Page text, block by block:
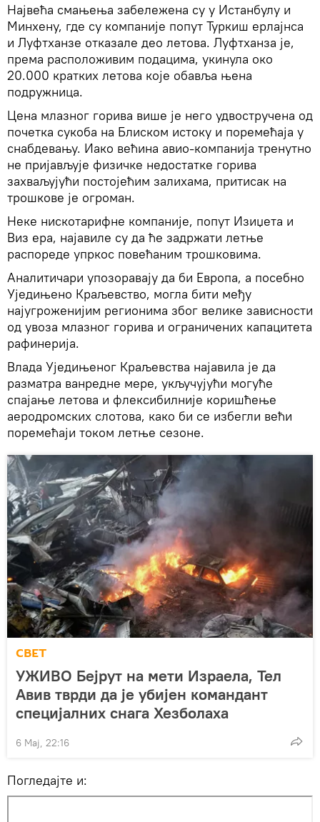
Највећа смањења забележена су у Истанбулу и
Минхену, где су компаније попут Туркиш ерлајнса
и Луфтханзе отказале део летова. Луфтханза је,
према расположивим подацима, укинула око
20.000 кратких летова које обавља њена
подружница.
Цена млазног горива више је него удвостручена од
почетка сукоба на Блиском истоку и поремећаја у
снабдевању. Иако већина авио-компанија тренутно
не пријављује физичке недостатке горива
захваљујући постојећим залихама, притисак на
трошкове је огроман.
Неке нискотарифне компаније, попут Изиџета и
Виз ера, најавиле су да ће задржати летње
распореде упркос повећаним трошковима.
Аналитичари упозоравају да би Европа, а посебно
Уједињено Краљевство, могла бити међу
најугроженијим регионима због велике зависности
од увоза млазног горива и ограничених капацитета
рафинерија.
Влада Уједињеног Краљевства најавила је да
разматра ванредне мере, укључујући могуће
спајање летова и флексибилније коришћење
аеродромских слотова, како би се избегли већи
поремећаји током летње сезоне.
СВЕТ
УЖИВО Бејрут на мети Израела, Тел
Авив тврди да је убијен командант
специјалних снага Хезболаха
6 Мај, 22:16
Погледајте и: